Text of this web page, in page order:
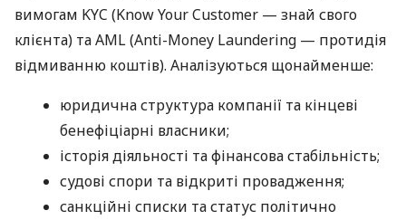
вимогам KYC (Know Your Customer — знай свого
клієнта) та AML (Anti-Money Laundering — протидія
відмиванню коштів). Аналізуються щонайменше:
юридична структура компанії та кінцеві
бенефіціарні власники;
історія діяльності та фінансова стабільність;
судові спори та відкриті провадження;
санкційні списки та статус політично